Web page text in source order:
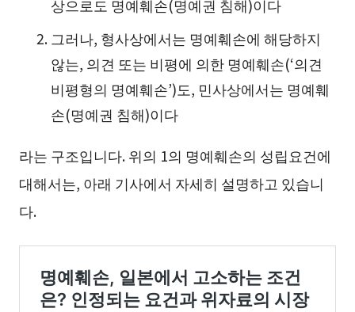
상으로도 명예훼손(명예권 침해)이다
그러나, 형사상에서는 명예훼손에 해당하지
않는, 의견 또는 비평에 의한 명예훼손(‘의견
비평형의 명예훼손’)도, 민사상에서는 명예훼
손(명예권 침해)이다
라는 구조입니다. 위의 1의 명예훼손의 성립요건에
대해서는, 아래 기사에서 자세히 설명하고 있습니
다.